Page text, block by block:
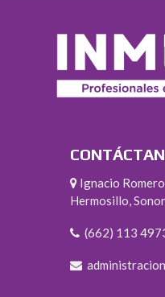
Ignacio
Hermosillo,
(662) 113